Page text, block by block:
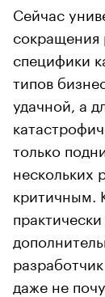
Сейчас
сокращения
специфики
типов
удачной, а
только
нескольких
критичным.
даже не